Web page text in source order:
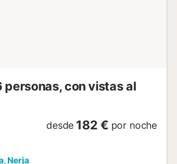
personas, con vistas al
desde 182 € por noche
Nerja